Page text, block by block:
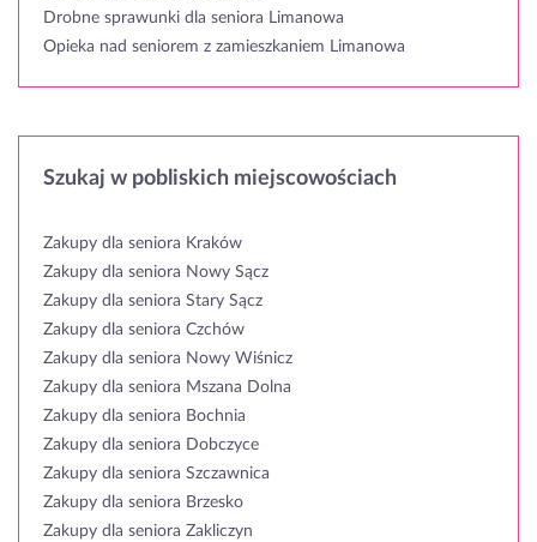
Drobne sprawunki dla seniora Limanowa
Opieka nad seniorem z zamieszkaniem Limanowa
Szukaj w pobliskich miejscowościach
Zakupy dla seniora Kraków
Zakupy dla seniora Nowy Sącz
Zakupy dla seniora Stary Sącz
Zakupy dla seniora Czchów
Zakupy dla seniora Nowy Wiśnicz
Zakupy dla seniora Mszana Dolna
Zakupy dla seniora Bochnia
Zakupy dla seniora Dobczyce
Zakupy dla seniora Szczawnica
Zakupy dla seniora Brzesko
Zakupy dla seniora Zakliczyn